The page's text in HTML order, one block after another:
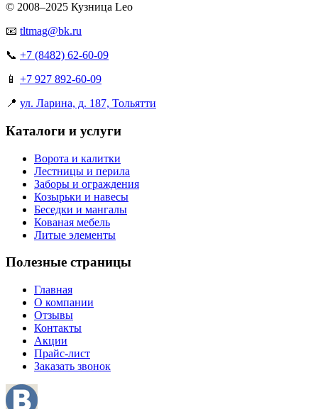
© 2008–2025 Кузница Leo
📧 tltmag@bk.ru
📞 +7 (8482) 62-60-09
📱 +7 927 892-60-09
📍 ул. Ларина, д. 187, Тольятти
Каталоги и услуги
Ворота и калитки
Лестницы и перила
Заборы и ограждения
Козырьки и навесы
Беседки и мангалы
Кованая мебель
Литые элементы
Полезные страницы
Главная
О компании
Отзывы
Контакты
Акции
Прайс-лист
Заказать звонок